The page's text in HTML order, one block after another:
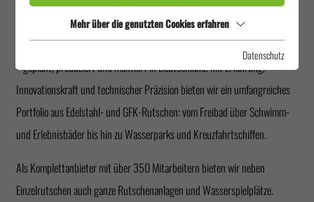
Als internationales Unternehmen entwickeln und fertigen wir
Wasserrutschen und Wasserattraktionen für den professionellen Einsatz
– geplant, produziert und montiert in Deutschland. Mit Erfahrung,
Innovationskraft und technischer Präzision bieten wir ein umfangreiches
Portfolio aus Edelstahl- und GFK-Rutschen: vom Freibad über Schwimm-
und Erlebnisbäder bis hin zu Wasserparks und Kreuzfahrtschiffen.
Als Komplettanbieter mit über 350 Mitarbeitern bieten wir neben
Einzelrutschen auch ganze Rutschenanlagen und Wasserspielplätze.
Mehr über die genutzten Cookies erfahren
Datenschutz